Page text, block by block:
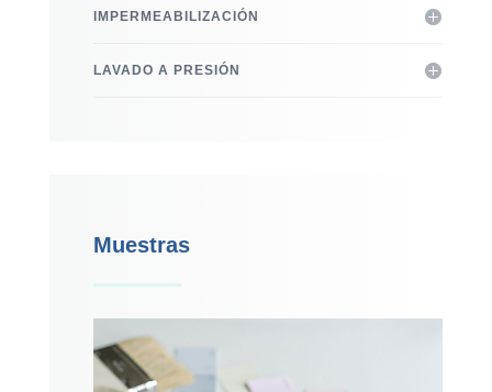
IMPERMEABILIZACIÓN
LAVADO A PRESIÓN
Muestras